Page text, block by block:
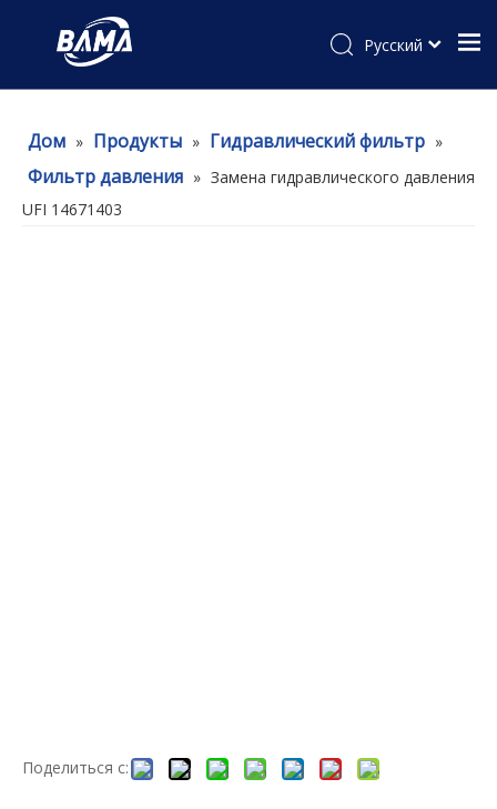
Pусский
Дом » Продукты » Гидравлический фильтр »
Фильтр давления » Замена гидравлического давления
UFI 14671403
Поделиться с: